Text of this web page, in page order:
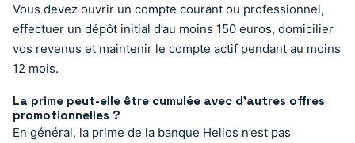
Vous devez ouvrir un compte courant ou professionnel,
effectuer un dépôt initial d’au moins 150 euros, domicilier
vos revenus et maintenir le compte actif pendant au moins
12 mois.
La prime peut-elle être cumulée avec d’autres offres
promotionnelles ?
En général, la prime de la banque Helios n’est pas